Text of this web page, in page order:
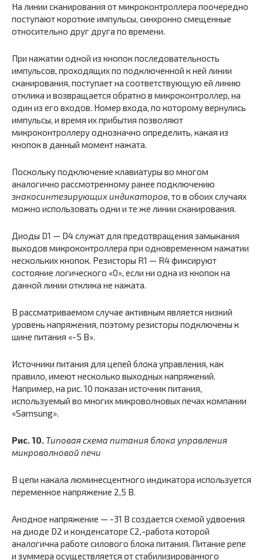
На линии сканирования от микроконтроллера поочередно
поступают короткие импульсы, синхронно смещенные
относительно друг друга по времени.
При нажатии одной из кнопок последовательность
импульсов, проходящих по подключенной к ней линии
сканирования, поступает на соответствующую ей линию
отклика и возвращается обратно в микроконтроллер, на
один из его входов. Номер входа, по которому вернулись
импульсы, и время их прибытия позволяют
микроконтроллеру однозначно определить, какая из
кнопок в данный момент нажата.
Поскольку подключение клавиатуры во многом
аналогично рассмотренному ранее подключению
знакосинтезирующих индикаторов, то в обоих случаях
можно использовать одни и те же линии сканирования.
Диоды D1 — D4 служат для предотвращения замыкания
выходов микроконтроллера при одновременном нажатии
нескольких кнопок. Резисторы R1 — R4 фиксируют
состояние логического «0», если ни одна из кнопок на
данной линии отклика не нажата.
В рассматриваемом случае активным является низкий
уровень напряжения, поэтому резисторы подключены к
шине питания «-5 В».
Источники питания для цепей блока управления, как
правило, имеют несколько выходных напряжений.
Например, на рис. 10 показан источник питания,
используемый во многих микроволновых печах компании
«Samsung».
Рис. 10. Типовая схема питания блока управления
микроволновой печи
В цепи накала люминесцентного индикатора используется
переменное напряжение 2,5 В.
Анодное напряжение — -31 В создается схемой удвоения
на диоде D2 и конденсаторе С2,-работа которой
аналогична работе силового блока питания. Питание репе
и зуммера осуществляется от стабилизированного